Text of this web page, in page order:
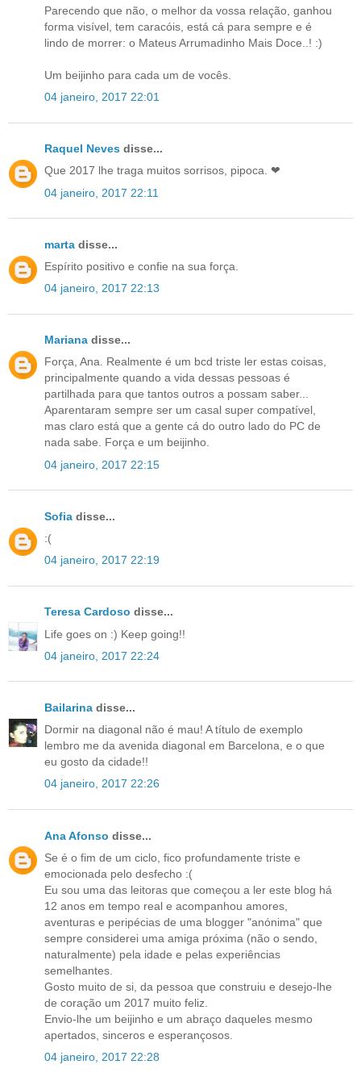
Parecendo que não, o melhor da vossa relação, ganhou
forma visível, tem caracóis, está cá para sempre e é
lindo de morrer: o Mateus Arrumadinho Mais Doce..! :)
Um beijinho para cada um de vocês.
04 janeiro, 2017 22:01
Raquel Neves disse...
Que 2017 lhe traga muitos sorrisos, pipoca. ❤
04 janeiro, 2017 22:11
marta disse...
Espírito positivo e confie na sua força.
04 janeiro, 2017 22:13
Mariana disse...
Força, Ana. Realmente é um bcd triste ler estas coisas,
principalmente quando a vida dessas pessoas é
partilhada para que tantos outros a possam saber...
Aparentaram sempre ser um casal super compatível,
mas claro está que a gente cá do outro lado do PC de
nada sabe. Força e um beijinho.
04 janeiro, 2017 22:15
Sofia disse...
:(
04 janeiro, 2017 22:19
Teresa Cardoso disse...
Life goes on :) Keep going!!
04 janeiro, 2017 22:24
Bailarina disse...
Dormir na diagonal não é mau! A título de exemplo
lembro me da avenida diagonal em Barcelona, e o que
eu gosto da cidade!!
04 janeiro, 2017 22:26
Ana Afonso disse...
Se é o fim de um ciclo, fico profundamente triste e
emocionada pelo desfecho :(
Eu sou uma das leitoras que começou a ler este blog há
12 anos em tempo real e acompanhou amores,
aventuras e peripécias de uma blogger "anónima" que
sempre considerei uma amiga próxima (não o sendo,
naturalmente) pela idade e pelas experiências
semelhantes.
Gosto muito de si, da pessoa que construiu e desejo-lhe
de coração um 2017 muito feliz.
Envio-lhe um beijinho e um abraço daqueles mesmo
apertados, sinceros e esperançosos.
04 janeiro, 2017 22:28